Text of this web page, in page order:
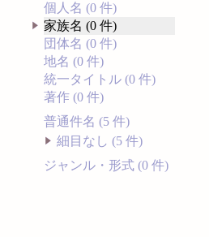
個人名 (0 件)
家族名 (0 件)
団体名 (0 件)
地名 (0 件)
統一タイトル (0 件)
著作 (0 件)
普通件名 (5 件)
細目なし (5 件)
ジャンル・形式 (0 件)